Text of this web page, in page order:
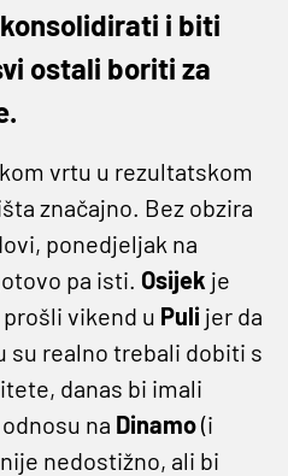
i biti
ostali boriti za
vrtu u rezultatskom
značajno. Bez obzira
ponedjeljak na
pa isti. Osijek je
vikend u Puli jer da
su realno trebali dobiti s
danas bi imali
na Dinamo(i
nedostižno, ali bi